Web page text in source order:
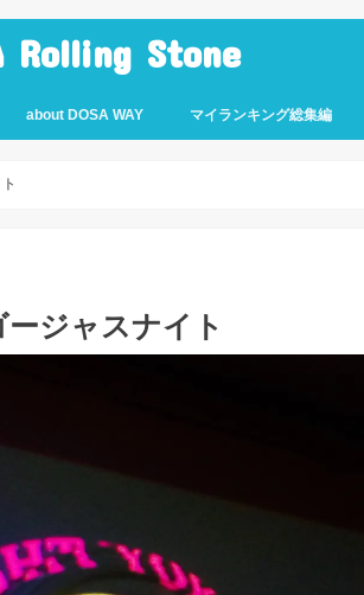
Stone
about DOSA WAY マイランキング総集編
ジャスナイト